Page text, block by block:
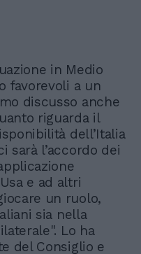
in Medio
favorevoli a un
discusso anche
riguarda il
dell’Italia
sarà l’accordo dei
e ad altri
un ruolo,
sia nella
Lo ha
del Consiglio e